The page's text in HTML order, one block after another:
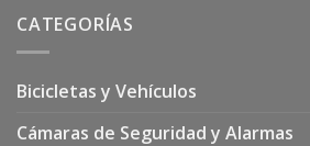
CATEGORÍAS
Bicicletas y Vehículos
Cámaras de Seguridad y Alarmas